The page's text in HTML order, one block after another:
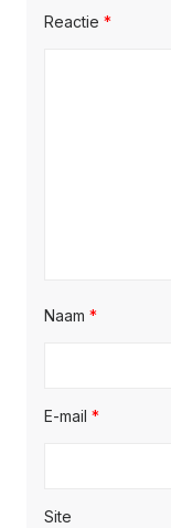
Reactie *
Naam *
E-mail *
Site